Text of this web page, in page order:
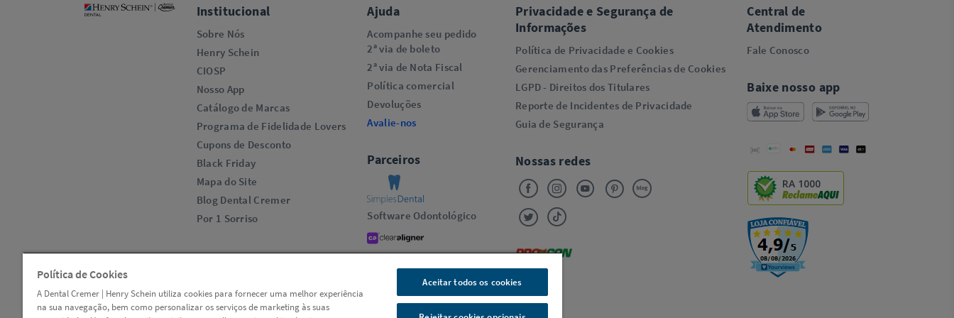
Institucional
Sobre Nós
Henry Schein
CIOSP
Nosso App
Catálogo de Marcas
Programa de Fidelidade Lovers​
Cupons de Desconto
Black Friday
Mapa do Site
Blog Dental Cremer
Por 1 Sorriso
Ajuda
Acompanhe seu pedido
2ª via de boleto
2ª via de Nota Fiscal
Política comercial
Devoluções
Avalie-nos
Parceiros
Software Odontológico
Alinhadores Transparentes
Oral-B
Privacidade e Segurança de
Informações
Política de Privacidade e Cookies
Gerenciamento das Preferências de Cookies
LGPD - Direitos dos Titulares
Reporte de Incidentes de Privacidade
Guia de Segurança
Nossas redes
Central de
Atendimento
Fale Conosco
Baixe nosso app
RA 1000
Política de Cookies
A Dental Cremer | Henry Schein utiliza cookies para fornecer uma melhor experiência
na sua navegação, bem como personalizar os serviços de marketing às suas
Aceitar todos os cookies